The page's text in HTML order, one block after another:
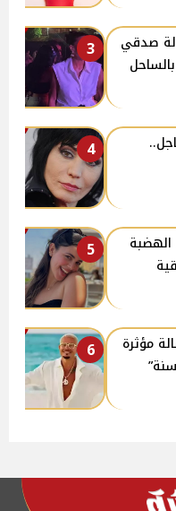
3
صدقي
4
5
الهضبة
6
مؤثرة